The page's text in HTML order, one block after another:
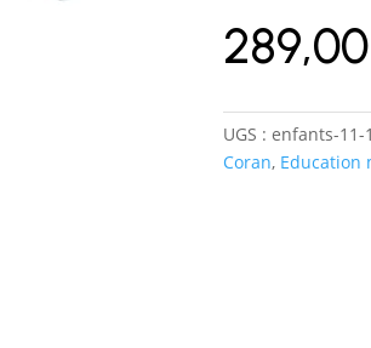
289,00
UGS : enfants-11-
Coran, Education